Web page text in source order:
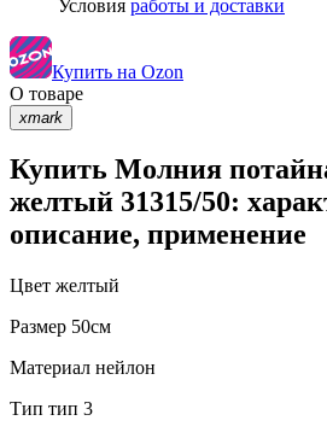
Условия работы и доставки
Купить на Ozon
О товаре
xmark
Купить Молния
желтый 31315/50:
описание, применение
Цвет желтый
Размер 50см
Материал нейлон
Тип тип 3